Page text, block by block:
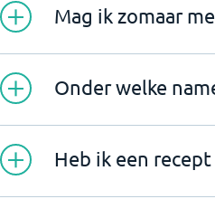
Mag ik zomaar
Onder welke
Heb ik een